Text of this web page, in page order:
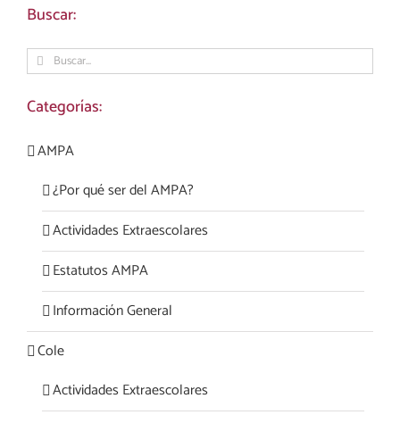
Buscar:
Buscar:
Categorías:
AMPA
¿Por qué ser del AMPA?
Actividades Extraescolares
Estatutos AMPA
Información General
Cole
Actividades Extraescolares